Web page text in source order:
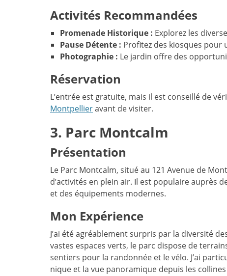
Activités Recommandées
Promenade Historique : Explorez les
Pause Détente : Profitez des kiosques pour
Photographie : Le jardin offre des
Réservation
L’entrée est gratuite, mais il est conseillé de
Montpellieravant de visiter.
3. Parc Montcalm
Présentation
Le Parc Montcalm, situé au 121 Avenue de
d’activités en plein air. Il est populaire auprès
et des équipements modernes.
Mon Expérience
J’ai été agréablement surpris par la diversité
vastes espaces verts, le parc dispose de
sentiers pour la randonnée et le vélo. J’ai
nique et la vue panoramique depuis les